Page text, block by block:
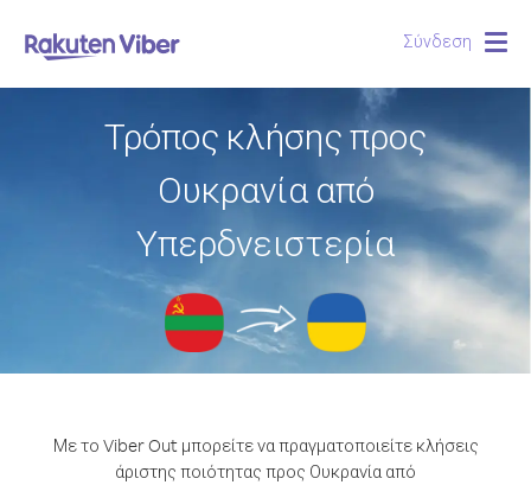
Σύνδεση
Τρόπος κλήσης προς
Ουκρανία από
Υπερδνειστερία
Με το Viber Out μπορείτε να πραγματοποιείτε κλήσεις
άριστης ποιότητας προς Ουκρανία από